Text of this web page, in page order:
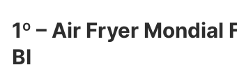
1º – Air Fryer
BI